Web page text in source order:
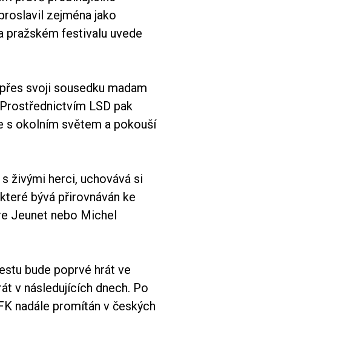
zejména jako
pražském festivalu uvede
svoji sousedku madam
LSD pak
s okolním světem a pokouší
živými herci, uchovává si
bývá přirovnáván ke
Jeunet nebo Michel
bude poprvé hrát ve
v následujících dnech. Po
nadále promítán v českých